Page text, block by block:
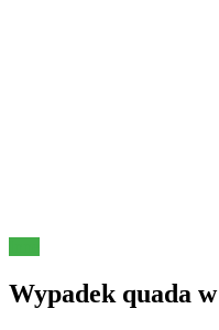
Wypadek quada